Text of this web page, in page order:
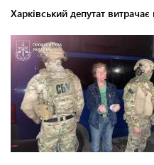
Харківський депутат